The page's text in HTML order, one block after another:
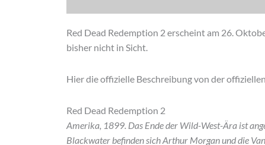
Red Dead Redemption 2 erscheint am 26.
bisher nicht in Sicht.
Hier die offizielle Beschreibung von der
Red Dead Redemption 2
Amerika, 1899. Das Ende der Wild-West-Ära ist
Blackwater befinden sich Arthur Morgan und die